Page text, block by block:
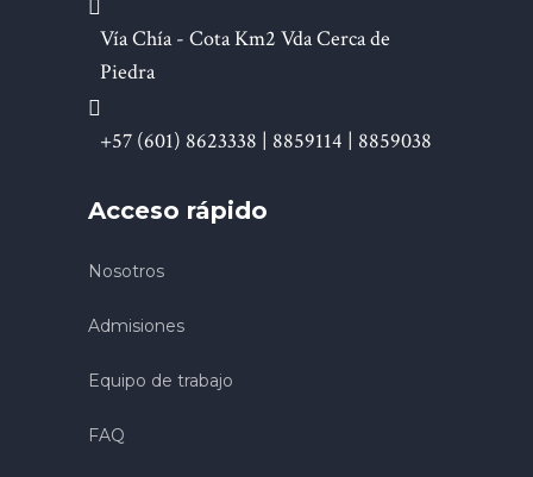
Vía Chía - Cota Km2 Vda Cerca de
Piedra
+57 (601) 8623338 | 8859114 | 8859038
Acceso rápido
Nosotros
Admisiones
Equipo de trabajo
FAQ